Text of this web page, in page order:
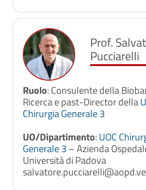
Prof.
Pucciarelli
Ruolo: Consulente della
Ricerca e past-Director della
Chirurgia Generale 3
UO/Dipartimento:UOC
Generale 3– Azienda
Università di Padova